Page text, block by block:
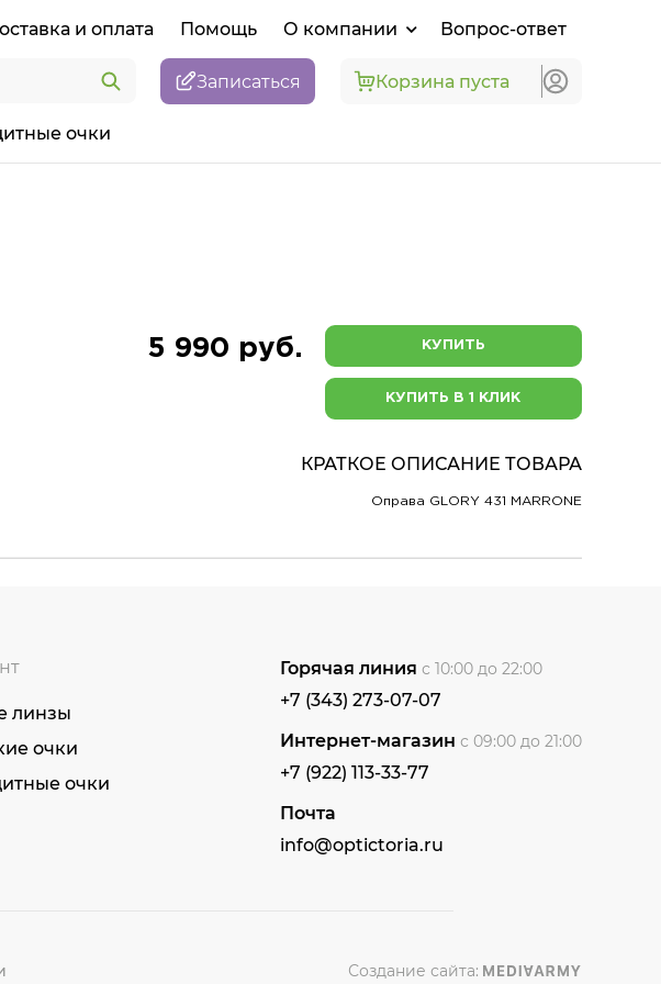
и оплата Помощь О компании Вопрос-ответ
Записаться Корзина пуста
очки
5 990 руб. КУПИТЬ
КУПИТЬ В 1 КЛИК
КРАТКОЕ ОПИСАНИЕ ТОВАРА
Оправа GLORY 431 MARRONE
линзы
очки
очки
Горячая линия с 10:00 до 22:00
+7 (343) 273-07-07
Интернет-магазин с 09:00 до 21:00
+7 (922) 113-33-77
Почта
info@optictoria.ru
Создание сайта: